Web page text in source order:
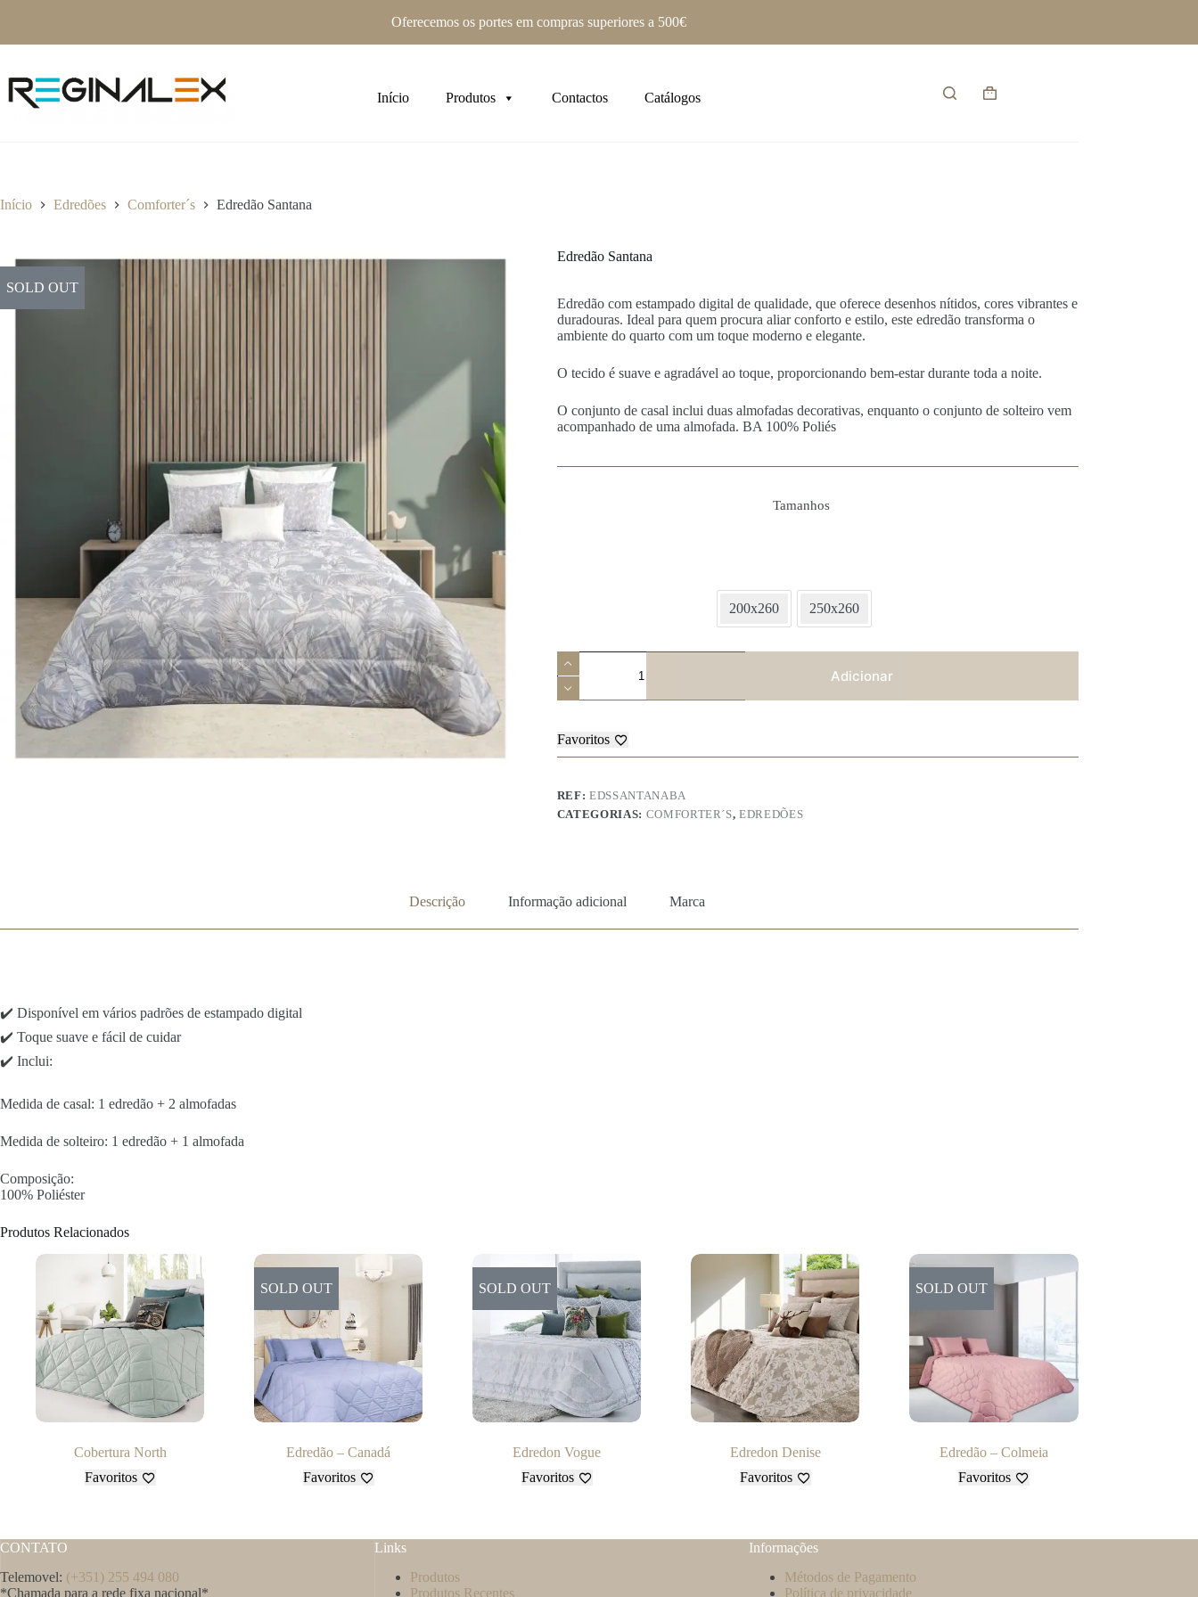
Oferecemos os portes em compras superiores a 500€
Início Produtos Contactos Catálogos
Carrinho
Início Edredões Comforter´s Edredão Santana
SOLD OUT
Edredão Santana
Edredão com estampado digital de qualidade, que oferece desenhos nítidos, cores vibrantes e
duradouras. Ideal para quem procura aliar conforto e estilo, este edredão transforma o
ambiente do quarto com um toque moderno e elegante.
O tecido é suave e agradável ao toque, proporcionando bem-estar durante toda a noite.
O conjunto de casal inclui duas almofadas decorativas, enquanto o conjunto de solteiro vem
acompanhado de uma almofada. BA 100% Poliés
Tamanhos
200x260 250x260
Quantidade
de
Edredão
Santana
Adicionar
Favoritos
REF:EDSSANTANABA
CATEGORIAS: COMFORTER´S,EDREDÕES
Descrição Informação adicional Marca
✔️ Disponível em vários padrões de estampado digital
✔️ Toque suave e fácil de cuidar
✔️ Inclui:
Medida de casal: 1 edredão + 2 almofadas
Medida de solteiro: 1 edredão + 1 almofada
Composição:
100% Poliéster
Produtos Relacionados
Cobertura North
Favoritos
SOLD OUT
Edredão – Canadá
Favoritos
SOLD OUT
Edredon Vogue
Favoritos
Edredon Denise
Favoritos
SOLD OUT
Edredão – Colmeia
Favoritos
CONTATO
Telemovel: (+351) 255 494 080
*Chamada para a rede fixa nacional*
Links
Produtos
Produtos Recentes
Informações
Métodos de Pagamento
Política de privacidade